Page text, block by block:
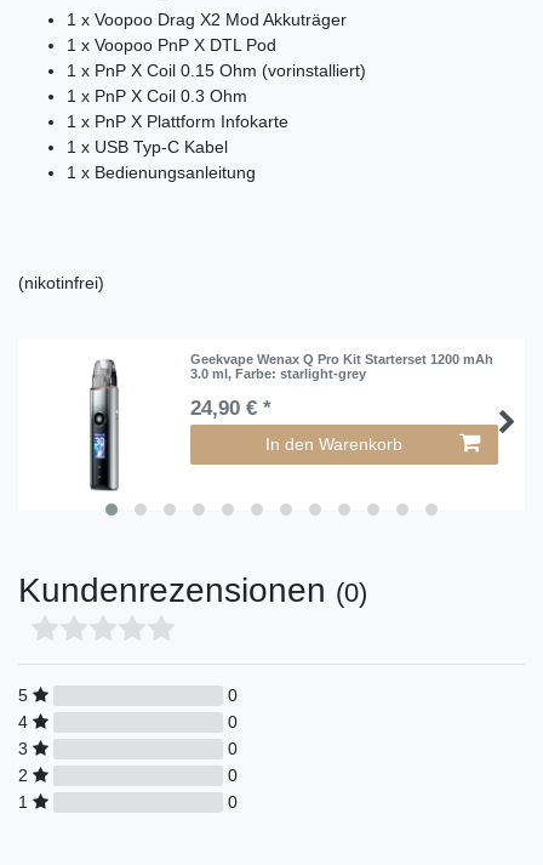
1 x Voopoo Drag X2 Mod Akkuträger
1 x Voopoo PnP X DTL Pod
1 x PnP X Coil 0.15 Ohm (vorinstalliert)
1 x PnP X Coil 0.3 Ohm
1 x PnP X Plattform Infokarte
1 x USB Typ-C Kabel
1 x Bedienungsanleitung
(nikotinfrei)
Geekvape Wenax Q Pro Kit Starterset 1200 mAh
3.0 ml, Farbe: starlight-grey
24,90 € *
In den Warenkorb
Kundenrezensionen (0)
5
0
4
0
3
0
2
0
1
0